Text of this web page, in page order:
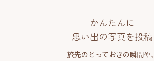
かんたんに
思い出の写真を投稿
旅先のとっておきの瞬間や、